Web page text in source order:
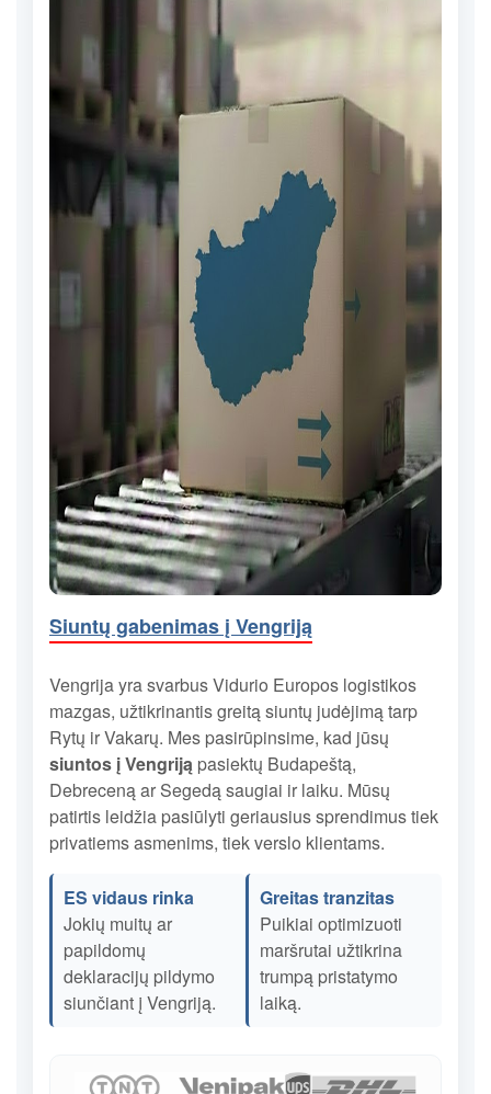
Siuntų gabenimas į Vengriją
Vengrija yra svarbus Vidurio Europos logistikos
mazgas, užtikrinantis greitą siuntų judėjimą tarp
Rytų ir Vakarų. Mes pasirūpinsime, kad jūsų
siuntos į Vengriją pasiektų Budapeštą,
Debreceną ar Segedą saugiai ir laiku. Mūsų
patirtis leidžia pasiūlyti geriausius sprendimus tiek
privatiems asmenims, tiek verslo klientams.
ES vidaus rinka
Jokių muitų ar
papildomų
deklaracijų pildymo
siunčiant į Vengriją.
Greitas tranzitas
Puikiai optimizuoti
maršrutai užtikrina
trumpą pristatymo
laiką.